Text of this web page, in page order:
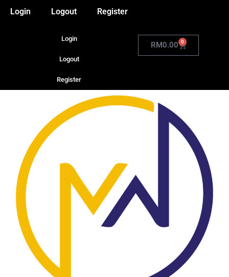
Login Logout Register
Login
Logout
Register
RM0.00 0